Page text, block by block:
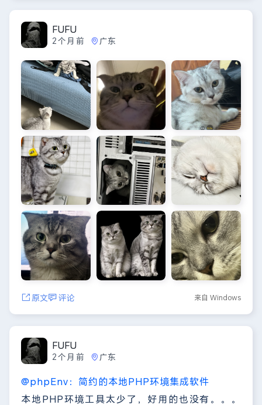
t
g
s
e
u
l
l
s
c
r
e
n
FUFU
2个月前 广东
原文 评论 来自 Windows
FUFU
2个月前 广东
@phpEnv：简约的本地PHP环境集成软件
本地PHP环境工具太少了，好用的也没有。。。